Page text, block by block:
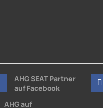
AHG SEAT Partner
auf Facebook
AHG auf